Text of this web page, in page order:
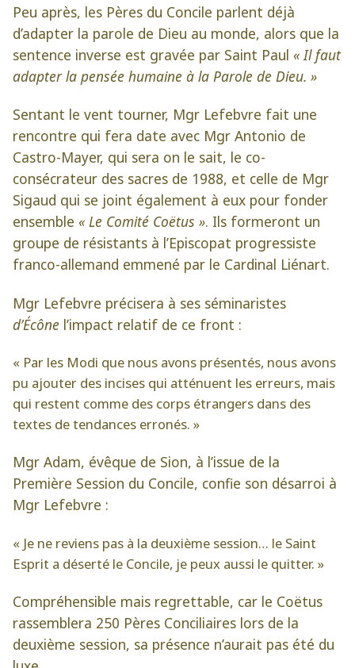
Peu après, les Pères du Concile parlent déjà
d’adapter la parole de Dieu au monde, alors que la
sentence inverse est gravée par Saint Paul « Il faut
adapter la pensée humaine à la Parole de Dieu. »
Sentant le vent tourner, Mgr Lefebvre fait une
rencontre qui fera date avec Mgr Antonio de
Castro-Mayer, qui sera on le sait, le co-
consécrateur des sacres de 1988, et celle de Mgr
Sigaud qui se joint également à eux pour fonder
ensemble « Le Comité Coëtus ». Ils formeront un
groupe de résistants à l’Episcopat progressiste
franco-allemand emmené par le Cardinal Liénart.
Mgr Lefebvre précisera à ses séminaristes
d’Écône l’impact relatif de ce front :
« Par les Modi que nous avons présentés, nous avons
pu ajouter des incises qui atténuent les erreurs, mais
qui restent comme des corps étrangers dans des
textes de tendances erronés. »
Mgr Adam, évêque de Sion, à l’issue de la
Première Session du Concile, confie son désarroi à
Mgr Lefebvre :
« Je ne reviens pas à la deuxième session… le Saint
Esprit a déserté le Concile, je peux aussi le quitter. »
Compréhensible mais regrettable, car le Coëtus
rassemblera 250 Pères Conciliaires lors de la
deuxième session, sa présence n’aurait pas été du